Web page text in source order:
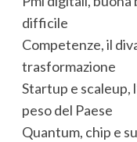
difficile
Competenze, il
trasformazione
Startup e scaleup,
peso del Paese
Quantum, chip e